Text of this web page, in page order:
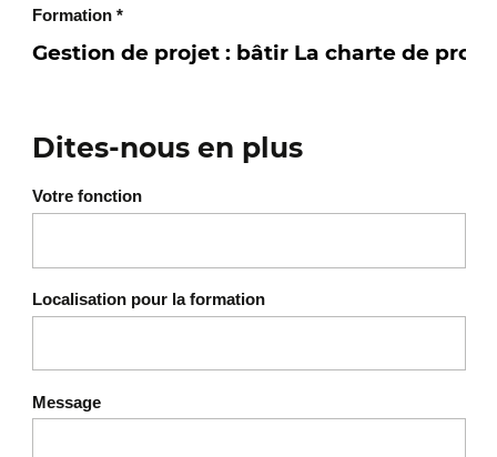
Formation *
Dites-nous en plus
Votre fonction
Localisation pour la formation
Message